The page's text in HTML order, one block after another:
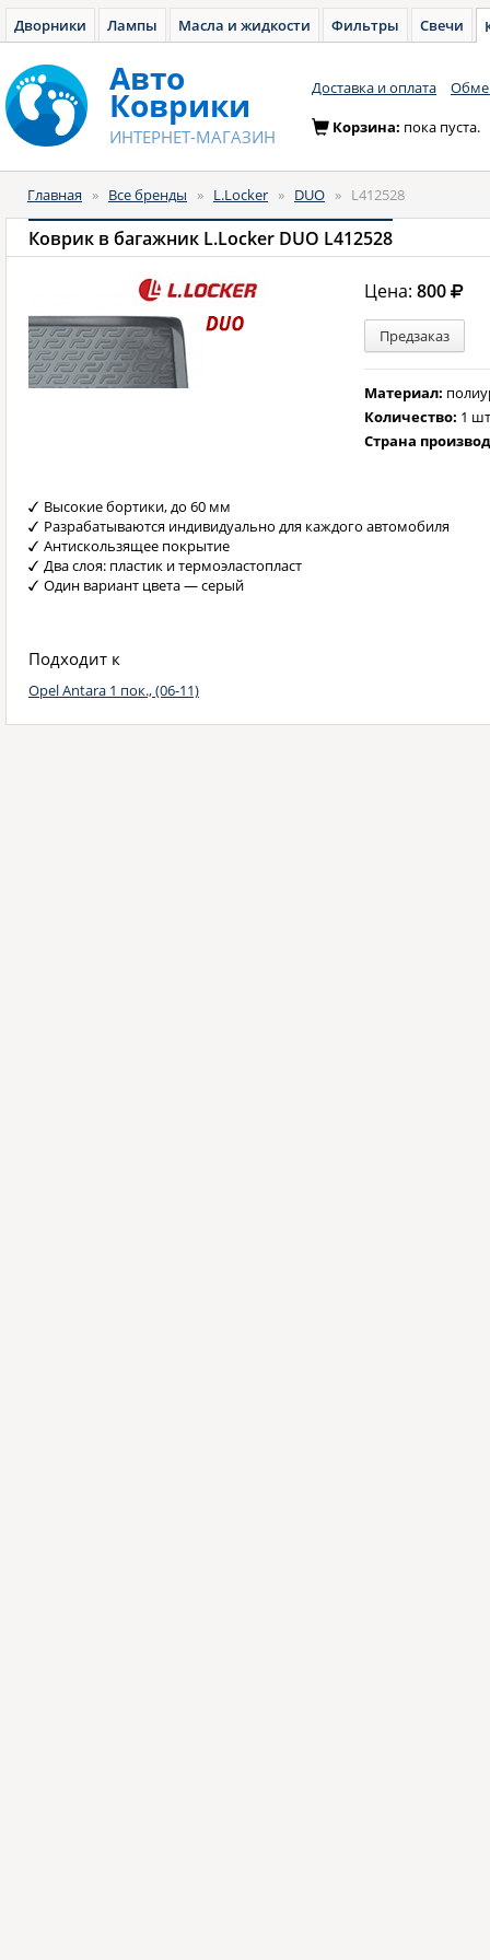
Дворники Лампы Масла и жидкости Фильтры Свечи
Авто
Коврики
ИНТЕРНЕТ-МАГАЗИН
Доставка и оплата
Корзина: пока пуста.
Главная » Все бренды » L.Locker » DUO » L412528
Коврик в багажник L.Locker DUO L412528
Цена:800
Предзаказ
Материал:
Количество: 1
Страна
Высокие бортики, до 60 мм
Разрабатываются индивидуально для каждого автомобиля
Антискользящее покрытие
Два слоя: пластик и термоэластопласт
Один вариант цвета — серый
Подходит к
Opel Antara 1 пок., (06-11)